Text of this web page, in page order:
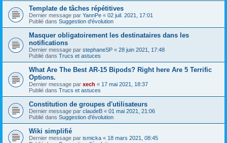
Template de tâches répétitives
Dernier message par YannPe « 02 juil. 2021, 17:01
Publié dans Suggestion d'évolution
Masquer obligatoirement les destinataires dans les
notifications
Dernier message par stephaneSP « 28 juin 2021, 17:48
Publié dans Trucs et astuces
What Are The Best AR-15 Bipods? Right here Are 5 Terrific
Options.
Dernier message par xech « 17 mai 2021, 18:37
Publié dans Trucs et astuces
Constitution de groupes d'utilisateurs
Dernier message par claudeB « 01 mai 2021, 21:06
Publié dans Suggestion d'évolution
Wiki simplifié
Dernier message par ismicka « 18 mars 2021, 08:45